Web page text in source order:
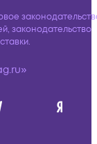
законодательство